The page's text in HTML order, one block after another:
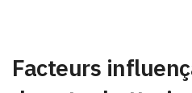
Facteurs